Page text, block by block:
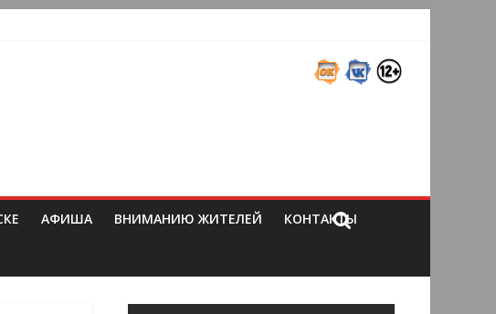
АФИША ВНИМАНИЮ ЖИТЕЛЕЙ КОНТАКТЫ